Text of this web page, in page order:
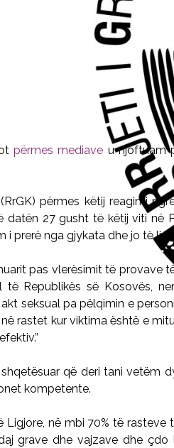
përmes mediave u njoftuam
përmes këtij reagimi
datën 27 gusht të këtij viti në
i prerë nga gjykata dhe jo të
pas vlerësimit të provave
të Republikës së Kosovës,
seksual pa pëlqimin e
rastet kur viktima është e
që deri tani vetëm
kompetente.
Ligjore, në mbi 70% të
grave dhe vajzave dhe